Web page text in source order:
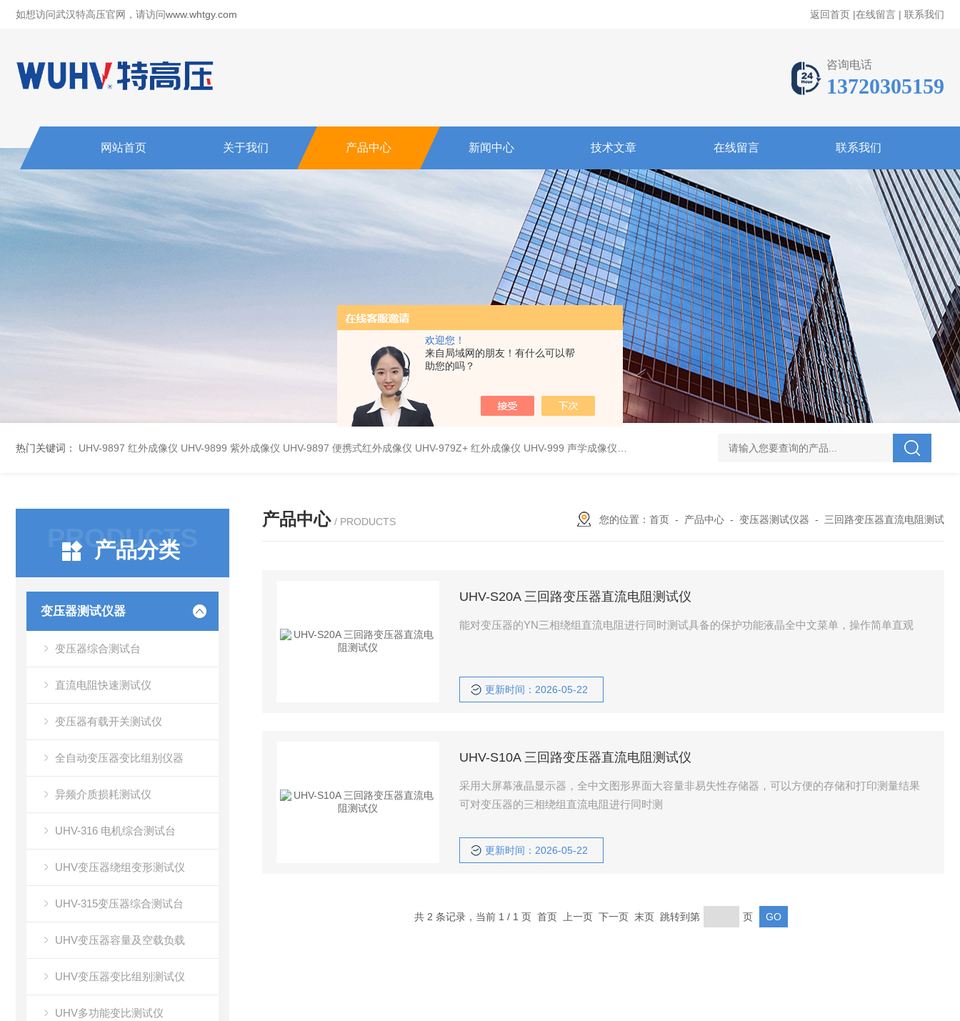
欢迎您！
来自局域网的朋友！有什么可以帮
助您的吗？
如想访问武汉特高压官网，请访问www.whtgy.com 返回首页 |在线留言 | 联系我们
咨询电话
13720305159
网站首页 关于我们 产品中心 新闻中心 技术文章 在线留言 联系我们
热门关键词： UHV-9897 红外成像仪 UHV-9899 紫外成像仪 UHV-9897 便携式红外成像仪 UHV-979Z+ 红外成像仪 UHV-999 声学成像仪 UHV-995 电力综合试验车 UHV-701 级差配合测试仪 UHV-646 全自动水溶
PRODUCTS
产品分类
变压器测试仪器
变压器综合测试台
直流电阻快速测试仪
变压器有载开关测试仪
全自动变压器变比组别仪器
异频介质损耗测试仪
UHV-316 电机综合测试台
UHV变压器绕组变形测试仪
UHV-315变压器综合测试台
UHV变压器容量及空载负载
UHV变压器变比组别测试仪
UHV多功能变比测试仪
产品中心 / PRODUCTS 您的位置： 首页 - 产品中心 - 变压器测试仪器 - 三回路变压器直流电阻测试
UHV-S20A 三回路变压器直流电阻测试仪
能对变压器的YN三相绕组直流电阻进行同时测试具备的保护功能液晶全中文菜单，操作简单直观
更新时间：2026-05-22
UHV-S10A 三回路变压器直流电阻测试仪
采用大屏幕液晶显示器，全中文图形界面大容量非易失性存储器，可以方便的存储和打印测量结果
可对变压器的三相绕组直流电阻进行同时测
更新时间：2026-05-22
共 2 条记录，当前 1 / 1 页 首页 上一页 下一页 末页 跳转到第 页